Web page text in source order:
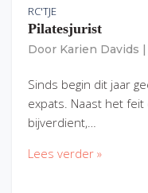
RC'TJE
Pilatesjurist
Door Karien Davids
Sinds begin dit jaar
expats. Naast het
bijverdient,…
Lees verder »